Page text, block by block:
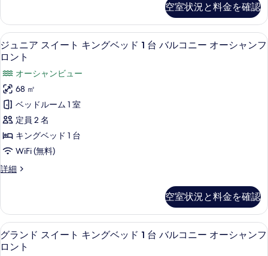
べ
て
の
写
真
を
表
示
す
る
詳
細
ベ
ッ
ド
1
台
バ
ル
コ
ニ
ー
オ
シ
ャ
ン
ビ
ス
イ
ー
ト
キ
ン
グ
ベ
ッ
ド
台
バ
コ
ー
シ
ャ
ン
空室状況と料金を確認
ジ
ュ
ニ
ア
ス
イ
ー
ト
キ
ベ
ッ
ド
ミニバー (無料)、セーフティボック
6
ジュニア スイート キングベッド 1 台 バルコニー オーシャンフ
ロント
オーシャンビュー
68 ㎡
ベッドルーム 1 室
定員 2 名
キングベッド 1 台
WiFi (無料)
詳細
ジ
ス
イ
ー
ト
空室状況と料金を確認
グ
ラ
グランド スイート キングベッド 1
10
グランド スイート キングベッド 1 台 バルコニー オーシャンフ
ロント